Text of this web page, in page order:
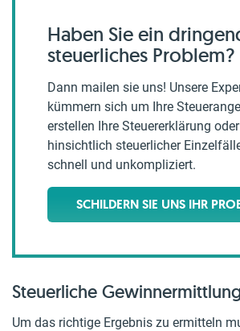
Haben Sie ein
steuerliches Problem?
Dann mailen sie uns! Unsere
kümmern sich um Ihre
erstellen Ihre Steuererklärung
hinsichtlich steuerlicher
schnell und unkompliziert.
SCHILDERN SIE UNS IHR
Steuerliche
Um das richtige Ergebnis zu ermitteln